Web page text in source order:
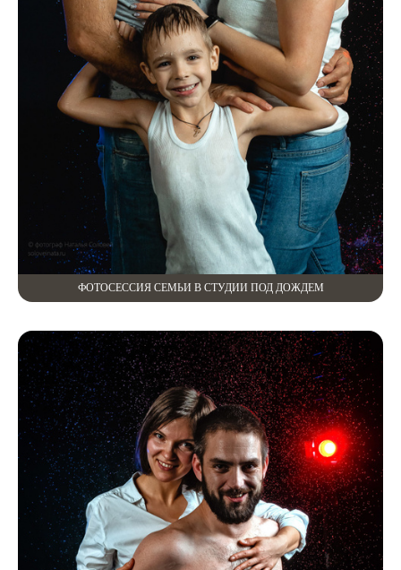
ФОТОСЕССИЯ СЕМЬИ В СТУДИИ ПОД ДОЖДЕМ